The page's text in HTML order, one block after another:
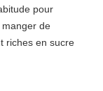
pour
de
riches en sucre